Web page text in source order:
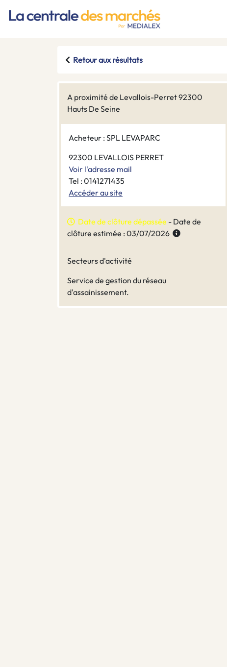
Retour aux résultats
A proximité de Levallois-Perret 92300
Hauts De Seine
Acheteur : SPL LEVAPARC
92300 LEVALLOIS PERRET
Voir l'adresse mail
Tel : 0141271435
Accéder au site
Date de clôture dépassée - Date de
clôture estimée : 03/07/2026
Secteurs d'activité
Service de gestion du réseau
d'assainissement.